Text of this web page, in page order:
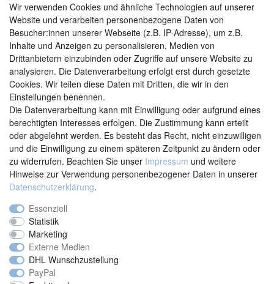
Vertrag widerrufen
Wir verwenden Cookies und ähnliche Technologien auf unserer
Website und verarbeiten personenbezogene Daten von
Besucher:innen unserer Webseite (z.B. IP-Adresse), um z.B.
Inhalte und Anzeigen zu personalisieren, Medien von
Drittanbietern einzubinden oder Zugriffe auf unsere Website zu
analysieren. Die Datenverarbeitung erfolgt erst durch gesetzte
Cookies. Wir teilen diese Daten mit Dritten, die wir in den
Einstellungen benennen.
Die Datenverarbeitung kann mit Einwilligung oder aufgrund eines
berechtigten Interesses erfolgen. Die Zustimmung kann erteilt
oder abgelehnt werden. Es besteht das Recht, nicht einzuwilligen
und die Einwilligung zu einem späteren Zeitpunkt zu ändern oder
zu widerrufen. Beachten Sie unser Impressum und weitere
Hinweise zur Verwendung personenbezogener Daten in unserer
Daten­schutz­erklärung.
Essenziell
Statistik
Marketing
Externe Medien
DHL Wunschzustellung
PayPal